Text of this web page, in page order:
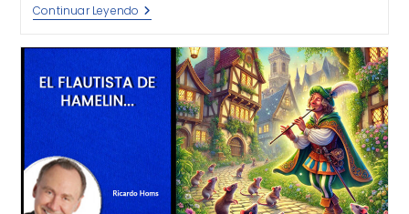
Continuar Leyendo ¡Es
La
¡